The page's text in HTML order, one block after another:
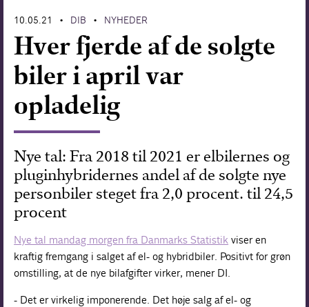
Europapolitik
Forskning
10.05.21 • DIB • NYHEDER
Hver fjerde af de solgte
biler i april var
opladelig
Nye tal: Fra 2018 til 2021 er elbilernes og
pluginhybridernes andel af de solgte nye
personbiler steget fra 2,0 procent. til 24,5
procent
Nye tal mandag morgen fra Danmarks Statistik viser en
kraftig fremgang i salget af el- og hybridbiler. Positivt for grøn
omstilling, at de nye bilafgifter virker, mener DI.
- Det er virkelig imponerende. Det høje salg af el- og